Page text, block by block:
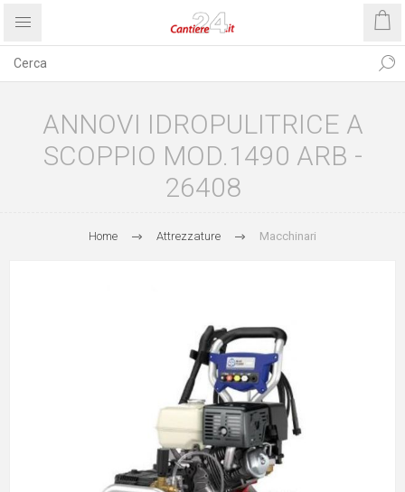
ANNOVI IDROPULITRICE A
SCOPPIO MOD.1490 ARB -
26408
Home Attrezzature Macchinari